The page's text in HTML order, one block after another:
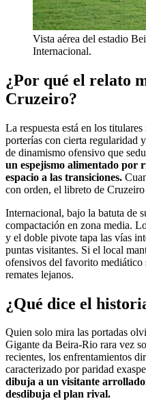
Vista aérea del estadio
Internacional.
¿Por qué el relato
Cruzeiro?
La respuesta está en los
porterías con cierta regularidad
de dinamismo ofensivo que
un espejismo alimentado por
espacio a las transiciones.
con orden, el libreto de Cruzeiro
Internacional, bajo la batuta de
compactación en zona media.
y el doble pivote tapa las vías
puntas visitantes. Si el local
ofensivos del favorito mediático
remates lejanos.
¿Qué dice el
Quien solo mira las portadas
Gigante da Beira-Rio rara vez
recientes, los enfrentamientos
caracterizado por paridad
dibuja a un visitante
desdibuja el plan rival.